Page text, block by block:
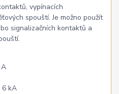
vypínacích
spouští. Je možno použít
signalizačních kontaktů a
6 kA